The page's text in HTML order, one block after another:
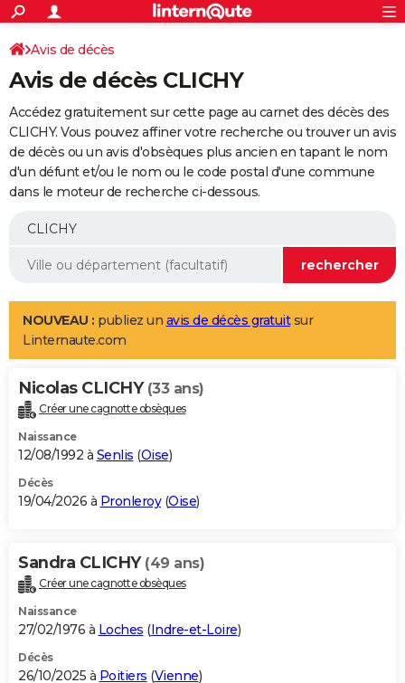
ACTUALITÉS
Politique
Société
Faits Divers
Education
Monde
Villes
+
SPORT
Coupe du monde 2026
Football
Tennis
Cyclisme
Rugby
Forum
Programme TV
TNT
Streaming
Cinéma
Sorties cinéma
Musique
+
FINANCE
Retraite
Impôts
Epargne
Immobilier
Risques naturels par ville
Banque
Assurance
Crédit
AUTO
Essais
Réserver un essai
Citadines
Berlines
SUV
Forum auto
+
Mobiles
Meilleur smartphone
Internet
Ordinateurs
Jeux vidéo
Guide high-tech
Aménagement intérieur
LIFESTYLE
Art de vivre
Bien-être
Loisirs
Mode
Modes de vie
Alimentation
Guide de la santé
Maladies
Médicaments
Sommeil
VOYAGE
Destinations
City break
Voyage nature
Voyage de noces
Forum
Climat
+PHOTO
GUIDES D'ACHAT
BONS PLANS
Carte de Noël
Carte Bonne année
Carte Saint-Valentin
Carte Pâques
Carte d'anniversaire
DICTIONNAIRE
Dictionnaire
Biographies
Citations
Expressions
Proverbes
PROGRAMME TV
S'inscrire
Se connecter
Lycées
Collèges
Primaires
Universités
Entreprises
Service militaire
Avis de recherche
Avis de décès
Avis de décès CLICHY
Accédez gratuitement sur cette page au carnet des décès des
CLICHY. Vous pouvez affiner votre recherche ou trouver un avis
de décès ou un avis d'obsèques plus ancien en tapant le nom
d'un défunt et/ou le nom ou le code postal d'une commune
dans le moteur de recherche ci-dessous.
NOUVEAU : publiez un avis de décès gratuitsur
Linternaute.com
Nicolas CLICHY (33 ans)
Créer une cagnotte obsèques
Naissance
12/08/1992 à Senlis (Oise)
Décès
19/04/2026 à Pronleroy(Oise)
Sandra CLICHY (49 ans)
Créer une cagnotte obsèques
Naissance
27/02/1976 à Loches (Indre-et-Loire)
Décès
26/10/2025 à Poitiers (Vienne)